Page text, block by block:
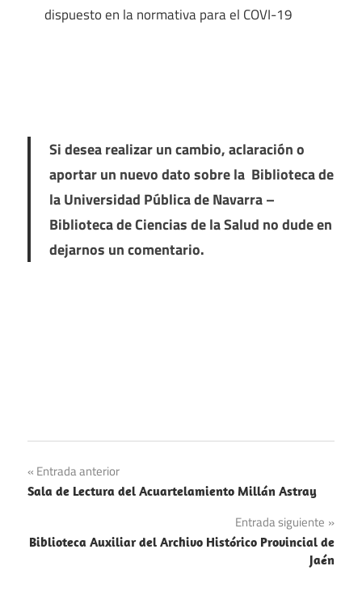
dispuesto en la normativa para el COVI-19
Si desea realizar un cambio, aclaración o
aportar un nuevo dato sobre la Biblioteca de
la Universidad Pública de Navarra –
Biblioteca de Ciencias de la Salud no dude en
dejarnos un comentario.
Navegación
de
entradas
Entrada anterior
Sala de Lectura del Acuartelamiento Millán Astray
Entrada siguiente
Biblioteca Auxiliar del Archivo Histórico Provincial de
Jaén